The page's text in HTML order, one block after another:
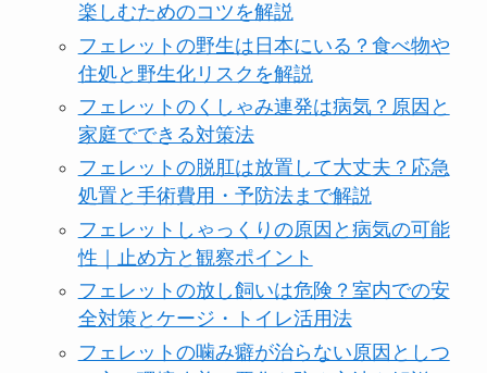
楽しむためのコツを解説
フェレットの野生は日本にいる？食べ物や
住処と野生化リスクを解説
フェレットのくしゃみ連発は病気？原因と
家庭でできる対策法
フェレットの脱肛は放置して大丈夫？応急
処置と手術費用・予防法まで解説
フェレットしゃっくりの原因と病気の可能
性｜止め方と観察ポイント
フェレットの放し飼いは危険？室内での安
全対策とケージ・トイレ活用法
フェレットの噛み癖が治らない原因としつ